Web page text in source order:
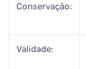
Conservação:
Validade: